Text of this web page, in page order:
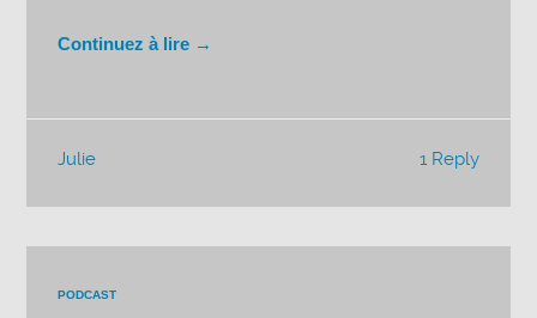
Continuez à lire →
1 Reply
Julie
PODCAST